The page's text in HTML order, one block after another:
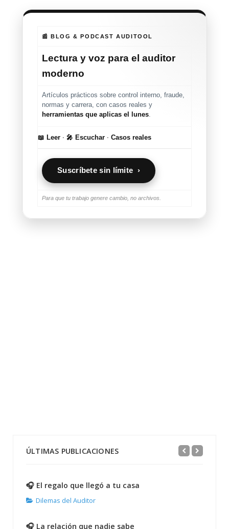
📰 BLOG & PODCAST AUDITOOL
Lectura y voz para el auditor
moderno
Artículos prácticos sobre control interno, fraude,
normas y carrera, con casos reales y
herramientas que aplicas el lunes.
📖 Leer · 🎤 Escuchar · Casos reales
Suscríbete sin límite ›
Para que tu trabajo genere cambio, no archivos.
ÚLTIMAS PUBLICACIONES
🎧 El regalo que llegó a tu casa
Dilemas del Auditor
🎧 La relación que nadie sabe